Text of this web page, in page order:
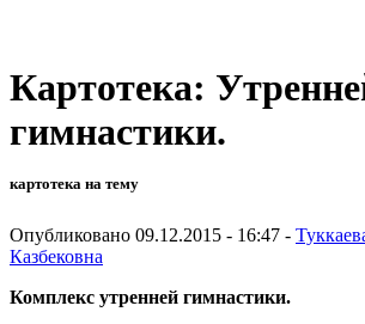
Картотека:
гимнастики.
картотека на тему
Опубликовано 09.12.2015 - 16:47 -
Казбековна
Комплекс утренней гимнастики.